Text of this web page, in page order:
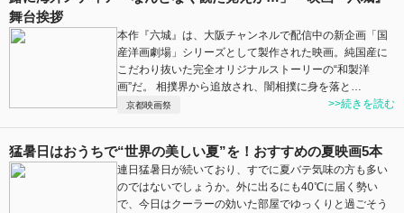
舞台挨拶
本作『六城』は、大阪チャンネルで配信中の新企画「国
産洋画劇場」シリーズとして製作された映画。純国産に
こだわり抜いた完全オリジナルストーリーの“和製洋
画”だ。 相撲界から追放され、闇相撲に身を落と…
京都映画祭 >>続きを読む
猛暑日はおうちで“世界の美しい夏”を！おすすめの夏映画5本
連日猛暑日が続いており、すでに夏バテ気味の方も多い
のではないでしょうか。外に出るにも40℃に届く勢い
で、今日はクーラーの効いた部屋でゆっくりと過ごそう